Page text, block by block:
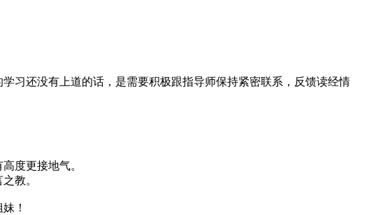
习还没有上道的话，是需要积极跟指导师保持紧密联系，反馈读经情
度更接地气。
教。
！